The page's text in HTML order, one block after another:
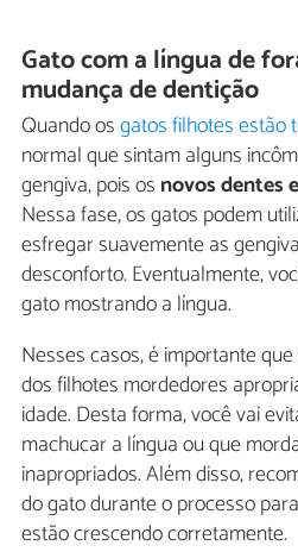
Gato com a língua de
mudança de dentição
Quando osgatos filhotes estão
normal que sintam alguns
gengiva, pois os novos dentes
Nessa fase, os gatos podem
esfregar suavemente as
desconforto. Eventualmente,
gato mostrando a língua.
Nesses casos, é importante
dos filhotes mordedores
idade. Desta forma, você vai
machucar a língua ou que
inapropriados. Além disso,
do gato durante o processo
estão crescendo corretamente.